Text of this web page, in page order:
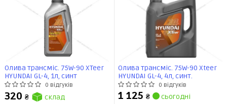
Олива трансміс. 75W-90 XTeer
HYUNDAI GL-4, 1л, синт
0 відгуків
320 ₴ склад
Олива трансміс. 75W-90 Xteer
HYUNDAI GL-4, 4л, синт.
0 відгуків
1 125 ₴ сьогодні